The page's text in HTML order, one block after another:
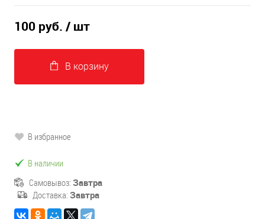
100 руб. / шт
В корзину
В избранное
В наличии
Самовывоз: Завтра
Доставка: Завтра